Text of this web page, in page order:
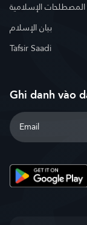
الإسلامية
بيان الإسلام
Tafsir Saadi
Ghi danh vào